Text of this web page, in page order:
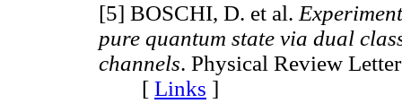
[5] BOSCHI, D. et al.
pure quantum state via dual
channels. Physical Review
[ Links ]